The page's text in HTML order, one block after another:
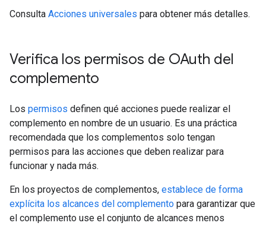
Consulta Acciones universales para obtener más detalles.
Verifica los permisos de OAuth del
complemento
Los permisos definen qué acciones puede realizar el
complemento en nombre de un usuario. Es una práctica
recomendada que los complementos solo tengan
permisos para las acciones que deben realizar para
funcionar y nada más.
En los proyectos de complementos, establece de forma
explícita los alcances del complemento para garantizar que
el complemento use el conjunto de alcances menos